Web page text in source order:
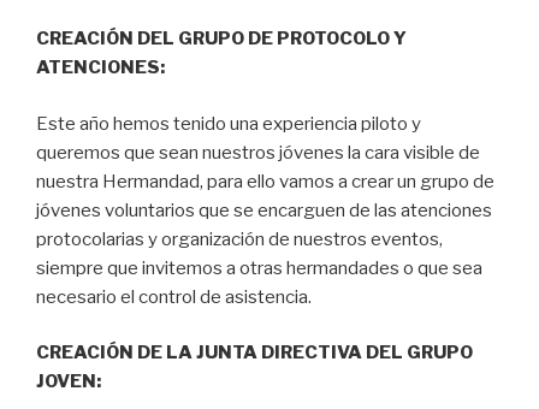
CREACIÓN DEL GRUPO DE PROTOCOLO Y
ATENCIONES:
Este año hemos tenido una experiencia piloto y
queremos que sean nuestros jóvenes la cara visible de
nuestra Hermandad, para ello vamos a crear un grupo de
jóvenes voluntarios que se encarguen de las atenciones
protocolarias y organización de nuestros eventos,
siempre que invitemos a otras hermandades o que sea
necesario el control de asistencia.
CREACIÓN DE LA JUNTA DIRECTIVA DEL GRUPO
JOVEN: